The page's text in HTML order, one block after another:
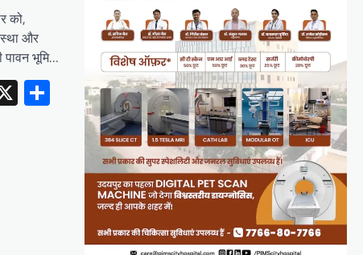
को,
और
भूमि…
X Share